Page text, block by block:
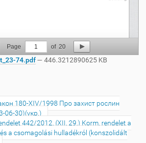
Page 1 of 20
74.pdf— 446.3212890625 KB
180-XIV/1998 Про захист рослин
06-30)(укр.)
442/2012. (XII. 29.) Korm. rendelet a
a csomagolási hulladékról (konszolidált